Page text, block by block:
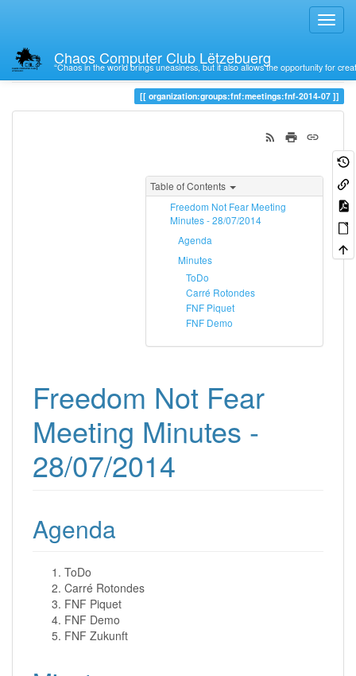
Chaos Computer Club Lëtzebuerg
“Chaos in the world brings uneasiness, but it also allows the opportunity for
Trace fnf-2014-07
organization:groups:fnf:meetings:fnf-2014-07
Table of Contents
Freedom Not Fear Meeting
Minutes - 28/07/2014
Agenda
Minutes
ToDo
Carré Rotondes
FNF Piquet
FNF Demo
Freedom Not Fear
Meeting Minutes -
28/07/2014
Agenda
ToDo
Carré Rotondes
FNF Piquet
FNF Demo
FNF Zukunft